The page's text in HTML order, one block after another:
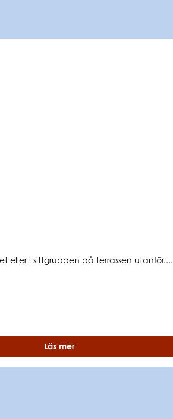
eller i sittgruppen på terrassen utanför....
Läs mer